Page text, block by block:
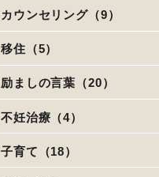
カウンセリング（9）
移住（5）
励ましの言葉（20）
不妊治療（4）
子育て（18）